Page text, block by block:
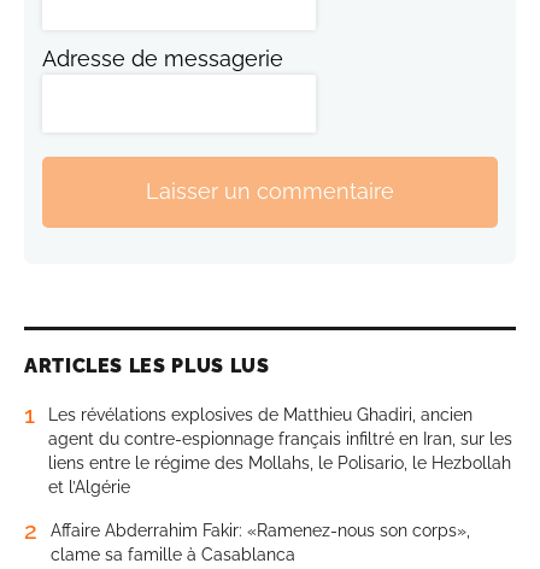
Adresse de messagerie
Laisser un commentaire
ARTICLES LES PLUS LUS
1
Les révélations explosives de Matthieu Ghadiri, ancien
agent du contre-espionnage français infiltré en Iran, sur les
liens entre le régime des Mollahs, le Polisario, le Hezbollah
et l’Algérie
2
Affaire Abderrahim Fakir: «Ramenez-nous son corps»,
clame sa famille à Casablanca